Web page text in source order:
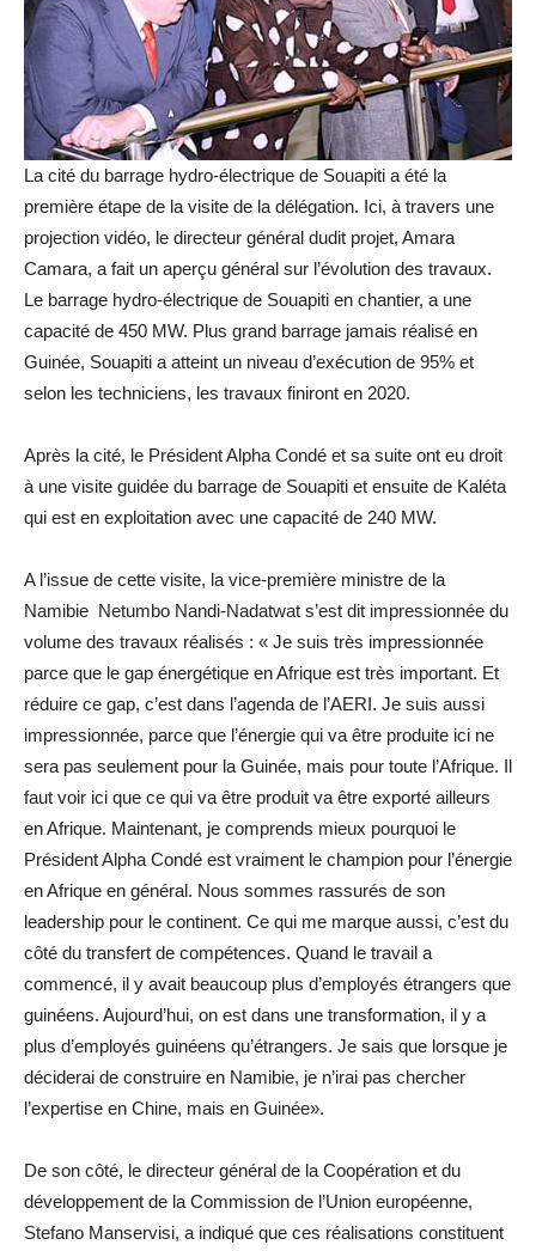
La cité du barrage hydro-électrique de Souapiti a été la
première étape de la visite de la délégation. Ici, à travers une
projection vidéo, le directeur général dudit projet, Amara
Camara, a fait un aperçu général sur l’évolution des travaux.
Le barrage hydro-électrique de Souapiti en chantier, a une
capacité de 450 MW. Plus grand barrage jamais réalisé en
Guinée, Souapiti a atteint un niveau d’exécution de 95% et
selon les techniciens, les travaux finiront en 2020.
Après la cité, le Président Alpha Condé et sa suite ont eu droit
à une visite guidée du barrage de Souapiti et ensuite de Kaléta
qui est en exploitation avec une capacité de 240 MW.
A l’issue de cette visite, la vice-première ministre de la
Namibie Netumbo Nandi-Nadatwat s’est dit impressionnée du
volume des travaux réalisés : « Je suis très impressionnée
parce que le gap énergétique en Afrique est très important. Et
réduire ce gap, c’est dans l’agenda de l’AERI. Je suis aussi
impressionnée, parce que l’énergie qui va être produite ici ne
sera pas seulement pour la Guinée, mais pour toute l’Afrique. Il
faut voir ici que ce qui va être produit va être exporté ailleurs
en Afrique. Maintenant, je comprends mieux pourquoi le
Président Alpha Condé est vraiment le champion pour l’énergie
en Afrique en général. Nous sommes rassurés de son
leadership pour le continent. Ce qui me marque aussi, c’est du
côté du transfert de compétences. Quand le travail a
commencé, il y avait beaucoup plus d’employés étrangers que
guinéens. Aujourd’hui, on est dans une transformation, il y a
plus d’employés guinéens qu’étrangers. Je sais que lorsque je
déciderai de construire en Namibie, je n’irai pas chercher
l’expertise en Chine, mais en Guinée».
De son côté, le directeur général de la Coopération et du
développement de la Commission de l’Union européenne,
Stefano Manservisi, a indiqué que ces réalisations constituent